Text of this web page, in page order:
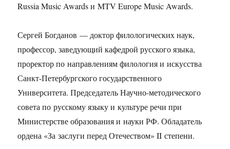
Russia Music Awards и MTV Europe Music Awards.
Сергей Богданов — доктор филологических наук,
профессор, заведующий кафедрой русского языка,
проректор по направлениям филология и искусства
Санкт-Петербургского государственного
Университета. Председатель Научно-методического
совета по русскому языку и культуре речи при
Министерстве образования и науки РФ. Обладатель
ордена «За заслуги перед Отечеством» II степени.